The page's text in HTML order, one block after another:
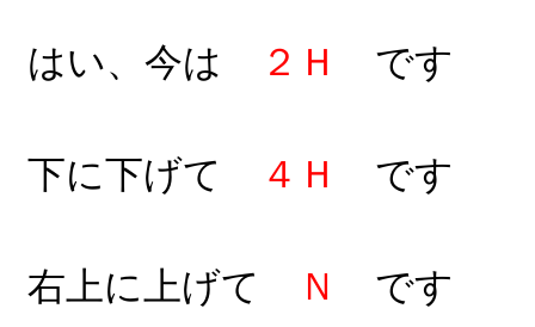
はい、今は ２Ｈ です
下に下げて ４Ｈ です
右上に上げて Ｎ です